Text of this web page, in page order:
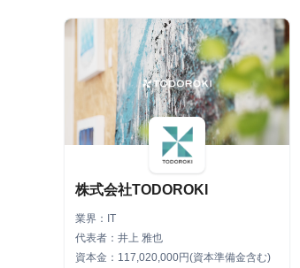
株式会社TODOROKI
業界：IT
代表者：井上 雅也
資本金：117,020,000円(資本準備金含む)